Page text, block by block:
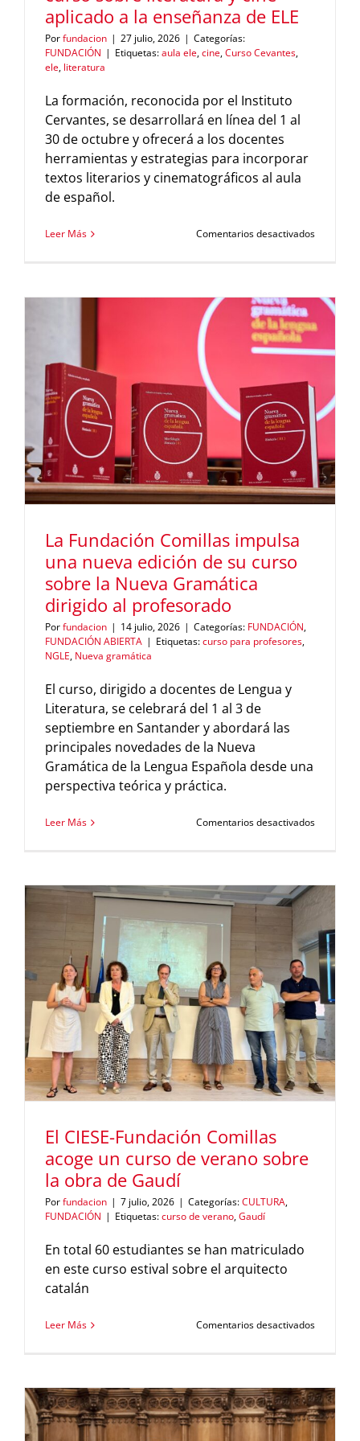
aplicado a la enseñanza de ELE
Porfundacion | 27 julio, 2026 | Categorías:
FUNDACIÓN | Etiquetas:aula ele,cine,Curso Cevantes,
ele, literatura
La formación, reconocida por el Instituto
Cervantes, se desarrollará en línea del 1 al
30 de octubre y ofrecerá a los docentes
herramientas y estrategias para incorporar
textos literarios y cinematográficos al aula
de español.
Leer Más Comentarios desactivadosen
un
curso
sobre
literatura
aplicado
a
la
de
ELE
La Fundación Comillas impulsa
una nueva edición de su curso
sobre la Nueva Gramática
dirigido al profesorado
Porfundacion | 14 julio, 2026 | Categorías: FUNDACIÓN,
FUNDACIÓN ABIERTA | Etiquetas:curso para profesores,
NGLE, Nueva gramática
El curso, dirigido a docentes de Lengua y
Literatura, se celebrará del 1 al 3 de
septiembre en Santander y abordará las
principales novedades de la Nueva
Gramática de la Lengua Española desde una
perspectiva teórica y práctica.
Leer Más Comentarios desactivadosen
una
de
su
curso
sobre
la
Nueva
dirigido
al
El CIESE-Fundación Comillas
acoge un curso de verano sobre
la obra de Gaudí
Porfundacion | 7 julio, 2026 | Categorías:CULTURA,
FUNDACIÓN | Etiquetas:curso de verano,Gaudí
En total 60 estudiantes se han matriculado
en este curso estival sobre el arquitecto
catalán
Leer Más Comentarios desactivadosen
acoge
un
curso